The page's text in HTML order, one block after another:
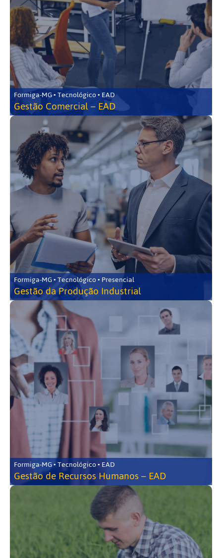
Formiga-MG • Tecnológico • EAD
Gestão Comercial – EAD
Formiga-MG • Tecnológico • Presencial
Gestão da Produção Industrial
Formiga-MG • Tecnológico • EAD
Gestão de Recursos Humanos – EAD